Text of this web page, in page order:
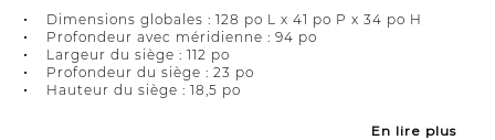
Dimensions globales : 128 po L x 41 po P x 34 po H
Profondeur avec méridienne : 94 po
Largeur du siège : 112 po
Profondeur du siège : 23 po
Hauteur du siège : 18,5 po
En lire plus